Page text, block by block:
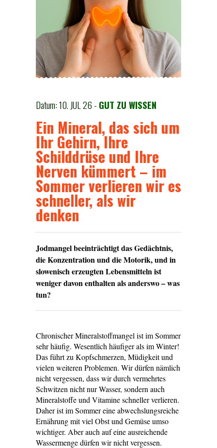
Datum: 10. JUL 26 - GUT ZU WISSEN
Ein Mineral, das sich um
Ihr Gehirn, Ihre
Schilddrüse und Ihre
Nerven kümmert – im
Sommer verlieren wir es
schneller, als wir
denken
Jodmangel beeinträchtigt das Gedächtnis,
die Konzentration und die Motorik, und in
slowenisch erzeugten Lebensmitteln ist
weniger davon enthalten als anderswo – was
tun?
Chronischer Mineralstoffmangel ist im Sommer
sehr häufig. Wesentlich häufiger als im Winter!
Das führt zu Kopfschmerzen, Müdigkeit und
vielen weiteren Problemen. Wir dürfen nämlich
nicht vergessen, dass wir durch vermehrtes
Schwitzen nicht nur Wasser, sondern auch
Mineralstoffe und Vitamine schneller verlieren.
Daher ist im Sommer eine abwechslungsreiche
Ernährung mit viel Obst und Gemüse umso
wichtiger. Aber auch auf eine ausreichende
Wassermenge dürfen wir nicht vergessen.